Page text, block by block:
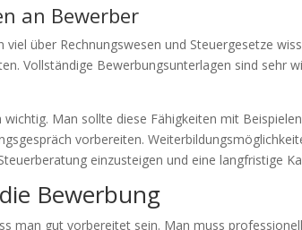
an Bewerber
über Rechnungswesen und Steuergesetze
Vollständige Bewerbungsunterlagen sind sehr
Man sollte diese Fähigkeiten mit
vorbereiten.
einzusteigen und eine langfristige
Bewerbung
man gut vorbereitet sein. Man muss